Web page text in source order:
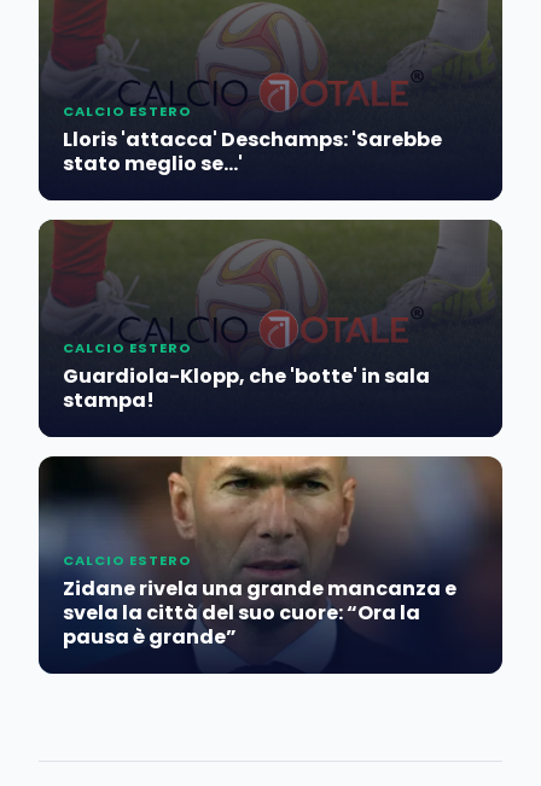
CALCIO ESTERO
Lloris 'attacca' Deschamps: 'Sarebbe
stato meglio se...'
CALCIO ESTERO
Guardiola-Klopp, che 'botte' in sala
stampa!
CALCIO ESTERO
Zidane rivela una grande mancanza e
svela la città del suo cuore: “Ora la
pausa è grande”